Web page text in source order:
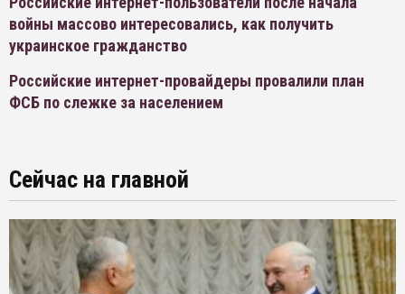
войны массово интересовались, как получить
украинское гражданство
Российские интернет-провайдеры провалили план
ФСБ по слежке за населением
Сейчас на главной